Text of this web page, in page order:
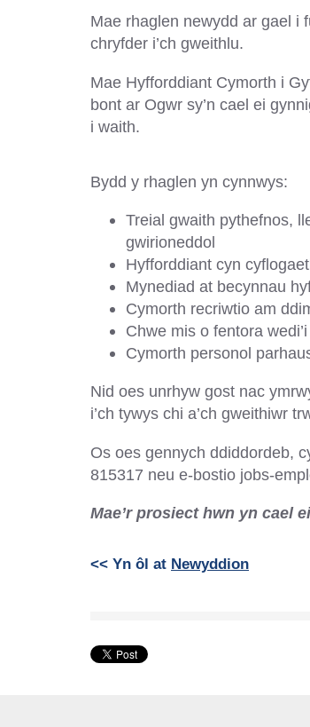
Mae rhaglen newydd ar gael i
chryfder i’ch gweithlu.
Mae Hyfforddiant Cymorth i
bont ar Ogwr sy’n cael ei
i waith.
Bydd y rhaglen yn cynnwys:
Treial gwaith pythefnos,
gwirioneddol
Hyfforddiant cyn
Mynediad at becynnau
Cymorth recriwtio am
Chwe mis o fentora
Cymorth personol
Nid oes unrhyw gost nac
i’ch tywys chi a’ch gweithiwr
Os oes gennych ddiddordeb,
815317 neu e-bostio jobs-
Mae’r prosiect hwn yn cael
<< Yn ôl at Newyddion